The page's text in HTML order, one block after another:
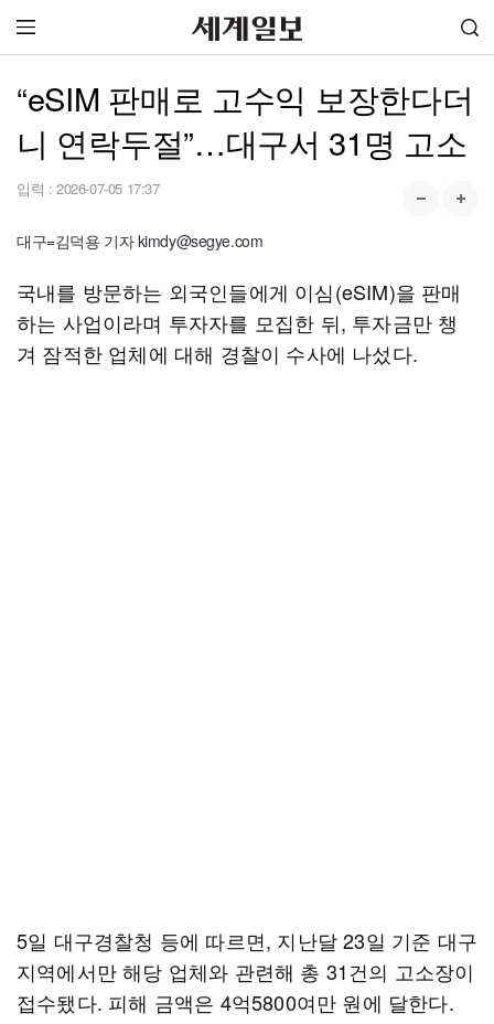
“eSIM 판매로 고수익 보장한다더
니 연락두절”…대구서 31명 고소
입력 : 2026-07-05 17:37
대구=김덕용 기자 kimdy@segye.com
국내를 방문하는 외국인들에게 이심(eSIM)을 판매
하는 사업이라며 투자자를 모집한 뒤, 투자금만 챙
겨 잠적한 업체에 대해 경찰이 수사에 나섰다.
5일 대구경찰청 등에 따르면, 지난달 23일 기준 대구
지역에서만 해당 업체와 관련해 총 31건의 고소장이
접수됐다. 피해 금액은 4억5800여만 원에 달한다.